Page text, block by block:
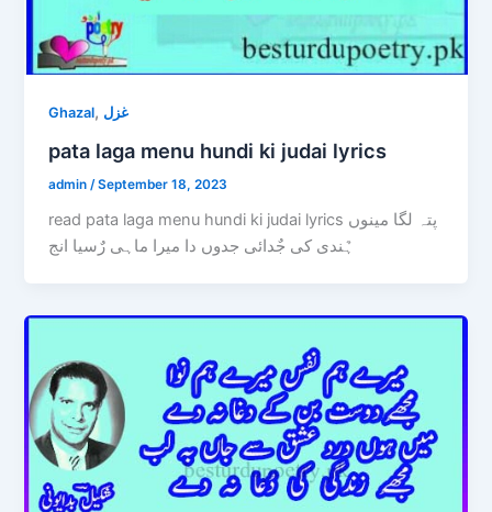
Ghazal, غزل
pata laga menu hundi ki judai lyrics
admin /September 18, 2023
read pata laga menu hundi ki judai lyrics پتہ لگا مینوں
ہٌندی کی جٌدائی جدوں دا میرا ماہی رٌسیا انج